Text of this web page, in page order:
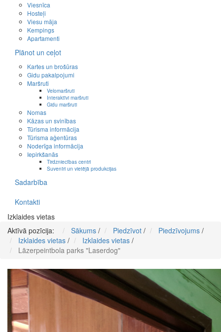
Viesnīca
Hosteļi
Viesu māja
Kempings
Apartamenti
Plānot un ceļot
Kartes un brošūras
Gidu pakalpojumi
Maršruti
Velomaršruti
Interaktīvi maršruti
Gidu maršruti
Nomas
Kāzas un svinības
Tūrisma informācija
Tūrisma aģentūras
Noderīga informācija
Iepirkšanās
Tirdzniecības centri
Suvenīri un vietējā produkcijas
Sadarbība
Kontakti
Izklaides vietas
Aktīvā pozīcija:
Sākums / Piedzīvot / Piedzīvojums /
Izklaides vietas / Izklaides vietas /
Lāzerpeintbola parks "Laserdog"